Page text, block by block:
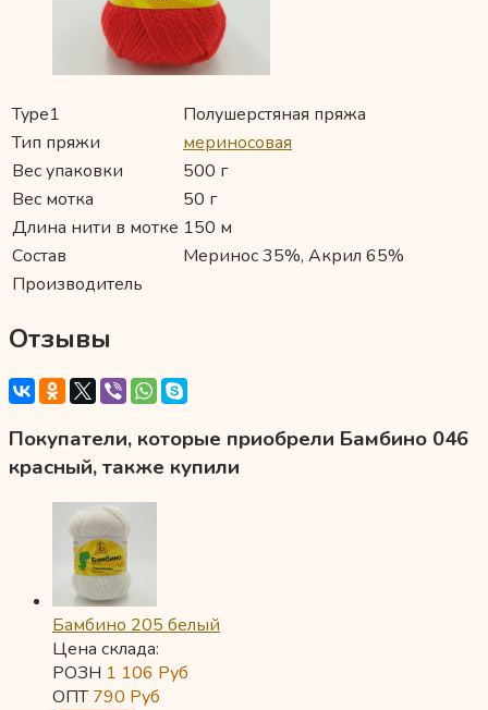
Type1
Полушерстяная пряжа
Тип пряжи
мериносовая
Вес упаковки
500 г
Вес мотка
50 г
Длина нити в мотке 150 м
Состав
Меринос 35%, Акрил 65%
Производитель
Отзывы
Покупатели, которые приобрели Бамбино 046
красный, также купили
Бамбино 205 белый
Цена склада:
РОЗН 1 106 Руб
ОПТ790 Руб